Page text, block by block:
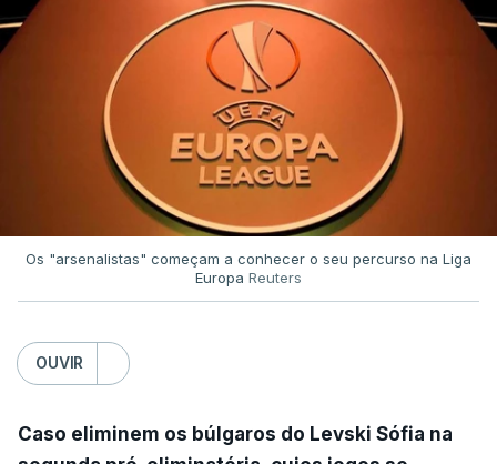
Os "arsenalistas" começam a conhecer o seu percurso na Liga
Europa Reuters
OUVIR
Caso eliminem os búlgaros do Levski Sófia na